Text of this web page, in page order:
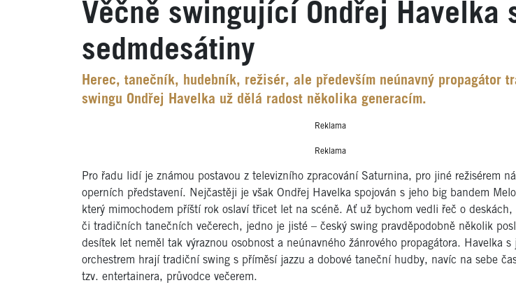
Věčně swingující Ondřej Havelka
sedmdesátiny
Herec, tanečník, hudebník, režisér, ale především neúnavný propagátor
swingu Ondřej Havelka už dělá radost několika generacím.
Reklama
Reklama
Pro řadu lidí je známou postavou z televizního zpracování Saturnina, pro jiné režisérem
operních představení. Nejčastěji je však Ondřej Havelka spojován s jeho big bandem
který mimochodem příští rok oslaví třicet let na scéně. Ať už bychom vedli řeč o deskách,
či tradičních tanečních večerech, jedno je jisté – český swing pravděpodobně několik
desítek let neměl tak výraznou osobnost a neúnavného žánrového propagátora. Havelka s
orchestrem hrají tradiční swing s příměsí jazzu a dobové taneční hudby, navíc na sebe
tzv. entertainera, průvodce večerem.